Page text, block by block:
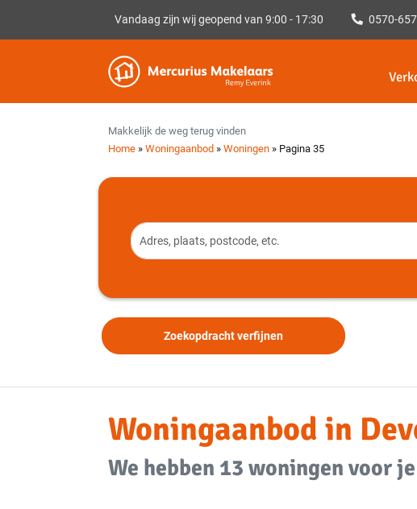
Vandaag zijn wij geopend van 9:00 - 17:30 0570-
Makkelijk de weg terug vinden
Home » Woningaanbod » Woningen » Pagina 35
Sluiten
Zoekopdracht verfijnen
Woningaanbod in
We hebben 13 woningen voor